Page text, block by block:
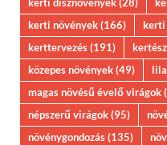
kerti dísznövények(28)
kerti növények(166) kerti
kerttervezés(191)
közepes növények(49)
magas növésű évelő virágok
népszerű virágok(95)
növénygondozás(135)